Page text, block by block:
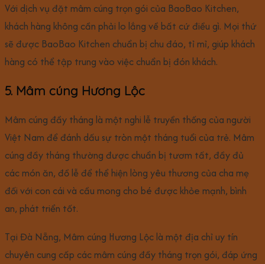
Với dịch vụ đặt mâm cúng trọn gói của BaoBao Kitchen,
khách hàng không cần phải lo lắng về bất cứ điều gì. Mọi thứ
sẽ được BaoBao Kitchen chuẩn bị chu đáo, tỉ mỉ, giúp khách
hàng có thể tập trung vào việc chuẩn bị đón khách.
5. Mâm cúng Hương Lộc
Mâm cúng đầy tháng là một nghi lễ truyền thống của người
Việt Nam để đánh dấu sự tròn một tháng tuổi của trẻ. Mâm
cúng đầy tháng thường được chuẩn bị tươm tất, đầy đủ
các món ăn, đồ lễ để thể hiện lòng yêu thương của cha mẹ
đối với con cái và cầu mong cho bé được khỏe mạnh, bình
an, phát triển tốt.
Tại Đà Nẵng, Mâm cúng Hương Lộc là một địa chỉ uy tín
chuyên cung cấp các mâm cúng đầy tháng trọn gói, đáp ứng